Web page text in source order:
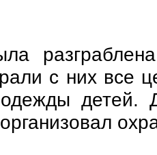
с них все
детей.